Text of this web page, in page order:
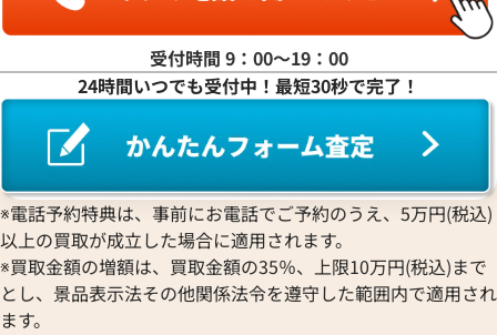
エドックス
EBERHARD
エベラール
EBEL
エベル
EPOS
Hermes
エルメス
OMEGA
オメガ
ORIENT
グランドセイコー
CORUM
コルム
Concord
コンコルド
ジャケ・ドロー
Girard-Perregaux
ジラール・ペルゴ
Sinn
ジン
STOWA
ストーヴァ
SEIKO
セイコー
CENTURY
ピエール・クンツ
FRANCK MULLER
フランク ミュラー
BOUCHERON
ブシュロン
BREITLING
ブライトリング
Blancpain
ブランパン
BVLGARI
ブルガリ
Breguet
ブレゲ
ロジェ・デュブイ
ROLEX
ロレックス
LONGINES
ロンジン
受付時間 9：00〜19：00
24時間いつでも受付中！最短30秒で完了！
※電話予約特典は、事前にお電話でご予約のうえ、5万円(税込)
以上の買取が成立した場合に適用されます。
※買取金額の増額は、買取金額の35％、上限10万円(税込)まで
とし、景品表示法その他関係法令を遵守した範囲内で適用され
ます。